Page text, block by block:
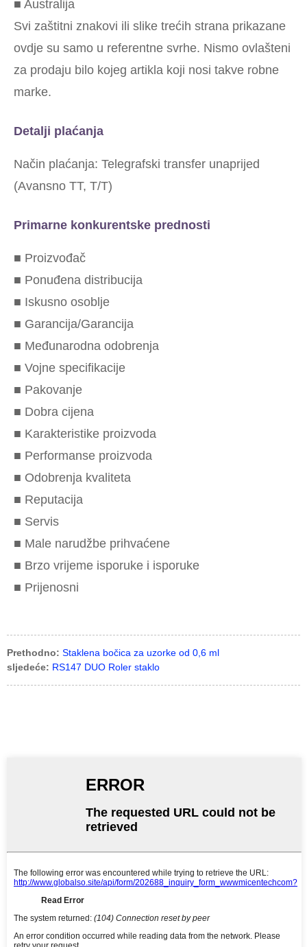
■ Australija
Svi zaštitni znakovi ili slike trećih strana prikazane
ovdje su samo u referentne svrhe. Nismo ovlašteni
za prodaju bilo kojeg artikla koji nosi takve robne
marke.
Detalji plaćanja
Način plaćanja: Telegrafski transfer unaprijed
(Avansno TT, T/T)
Primarne konkurentske prednosti
■ Proizvođač
■ Ponuđena distribucija
■ Iskusno osoblje
■ Garancija/Garancija
■ Međunarodna odobrenja
■ Vojne specifikacije
■ Pakovanje
■ Dobra cijena
■ Karakteristike proizvoda
■ Performanse proizvoda
■ Odobrenja kvaliteta
■ Reputacija
■ Servis
■ Male narudžbe prihvaćene
■ Brzo vrijeme isporuke i isporuke
■ Prijenosni
Prethodno: Staklena bočica za uzorke od 0,6 ml
sljedeće: RS147 DUO Roler staklo